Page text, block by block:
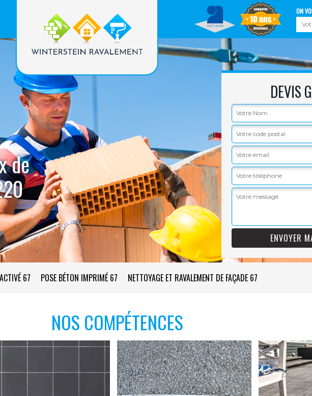
ON
de
DEVIS
67 POSE BÉTON IMPRIMÉ 67 NETTOYAGE ET RAVALEMENT DE FAÇADE 67
NOS COMPÉTENCES